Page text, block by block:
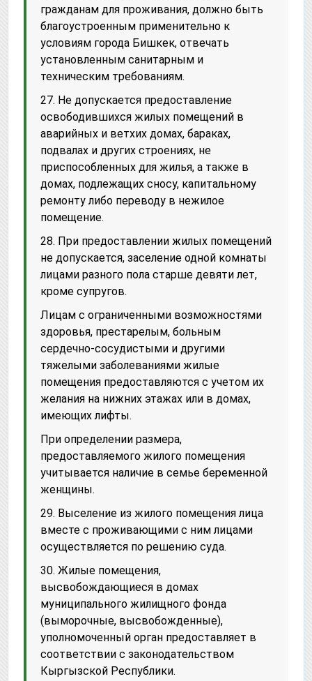
гражданам для проживания, должно быть
благоустроенным применительно к
условиям города Бишкек, отвечать
установленным санитарным и
техническим требованиям.
27. Не допускается предоставление
освободившихся жилых помещений в
аварийных и ветхих домах, бараках,
подвалах и других строениях, не
приспособленных для жилья, а также в
домах, подлежащих сносу, капитальному
ремонту либо переводу в нежилое
помещение.
28. При предоставлении жилых помещений
не допускается, заселение одной комнаты
лицами разного пола старше девяти лет,
кроме супругов.
Лицам с ограниченными возможностями
здоровья, престарелым, больным
сердечно-сосудистыми и другими
тяжелыми заболеваниями жилые
помещения предоставляются с учетом их
желания на нижних этажах или в домах,
имеющих лифты.
При определении размера,
предоставляемого жилого помещения
учитывается наличие в семье беременной
женщины.
29. Выселение из жилого помещения лица
вместе с проживающими с ним лицами
осуществляется по решению суда.
30. Жилые помещения,
высвобождающиеся в домах
муниципального жилищного фонда
(выморочные, высвобожденные),
уполномоченный орган предоставляет в
соответствии с законодательством
Кыргызской Республики.